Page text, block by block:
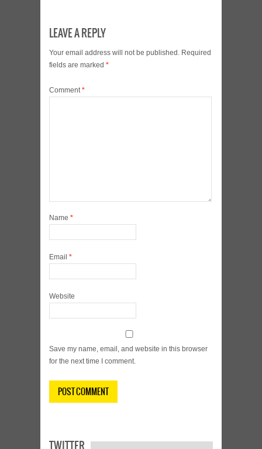
LEAVE A REPLY
Your email address will not be published. Required
fields are marked *
Comment*
Name *
Email *
Website
Save my name, email, and website in this browser
for the next time I comment.
TWITTER